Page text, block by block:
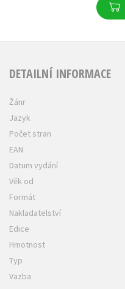
DETAILNÍ INFORMACE
Žánr
Jazyk
Počet stran
EAN
Datum vydání
Věk od
Formát
Nakladatelství
Edice
Hmotnost
Typ
Vazba